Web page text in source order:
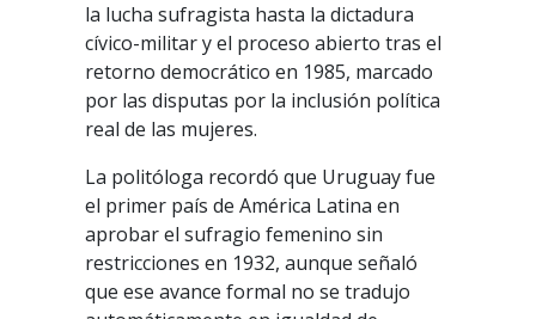
la lucha sufragista hasta la dictadura
cívico-militar y el proceso abierto tras el
retorno democrático en 1985, marcado
por las disputas por la inclusión política
real de las mujeres.
La politóloga recordó que Uruguay fue
el primer país de América Latina en
aprobar el sufragio femenino sin
restricciones en 1932, aunque señaló
que ese avance formal no se tradujo